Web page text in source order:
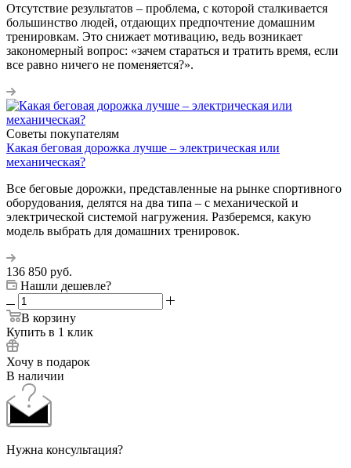
Отсутствие результатов – проблема, с которой сталкивается
большинство людей, отдающих предпочтение домашним
тренировкам. Это снижает мотивацию, ведь возникает
закономерный вопрос: «зачем стараться и тратить время, если
все равно ничего не поменяется?».
Советы покупателям
Какая беговая дорожка лучше – электрическая или
механическая?
Все беговые дорожки, представленные на рынке спортивного
оборудования, делятся на два типа – с механической и
электрической системой нагружения. Разберемся, какую
модель выбрать для домашних тренировок.
136 850 руб.
Нашли дешевле?
В корзину
Купить в 1 клик
Хочу в подарок
В наличии
Нужна консультация?